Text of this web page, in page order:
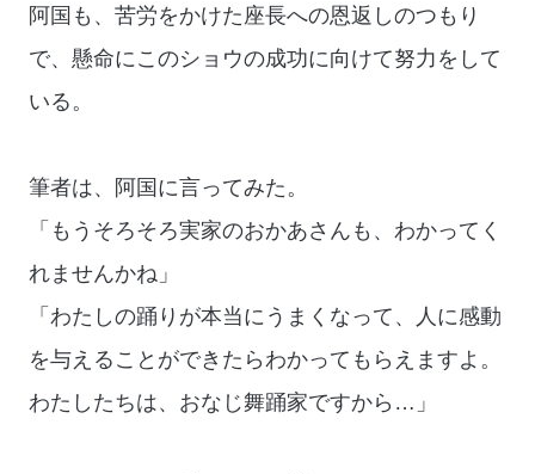
阿国も、苦労をかけた座長への恩返しのつもり
で、懸命にこのショウの成功に向けて努力をして
いる。
筆者は、阿国に言ってみた。
「もうそろそろ実家のおかあさんも、わかってく
れませんかね」
「わたしの踊りが本当にうまくなって、人に感動
を与えることができたらわかってもらえますよ。
わたしたちは、おなじ舞踊家ですから…」